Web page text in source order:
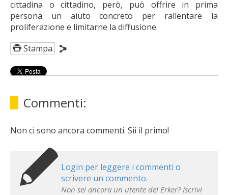
cittadina o cittadino, però, può offrire in prima
persona un aiuto concreto per rallentare la
proliferazione e limitarne la diffusione.
Stampa
Commenti:
Non ci sono ancora commenti. Sii il primo!
Login per leggere i commenti o
scrivere un commento.
Non sei ancora un utente del Erker? Iscrivi